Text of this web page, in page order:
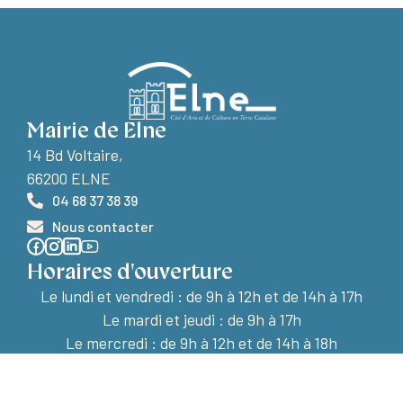
Mairie de Elne
14 Bd Voltaire,
66200 ELNE
04 68 37 38 39
Nous contacter
Horaires d'ouverture
Le lundi et vendredi : de 9h à 12h et de 14h à 17h
Le mardi et jeudi : de 9h à 17h
Le mercredi : de 9h à 12h et de 14h à 18h